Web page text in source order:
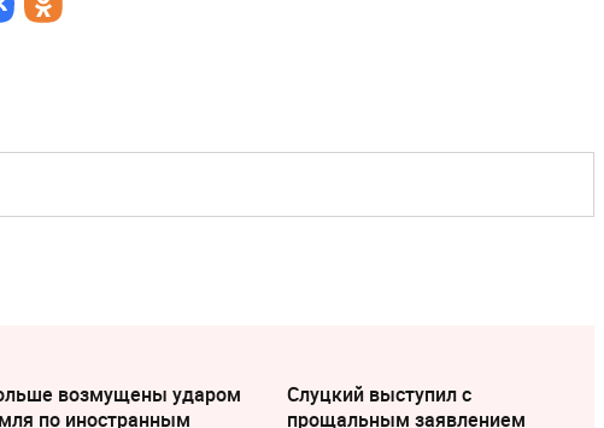
возмущены ударом
по иностранным
Слуцкий выступил с
прощальным заявлением